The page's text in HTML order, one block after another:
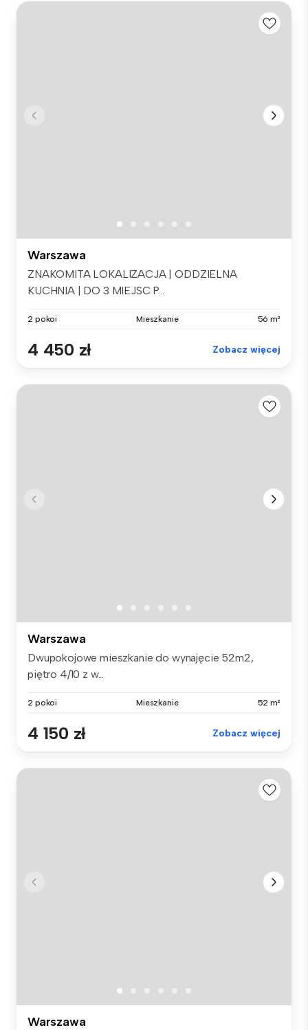
Warszawa
ZNAKOMITA LOKALIZACJA | ODDZIELNA
KUCHNIA | DO 3 MIEJSC P...
2 pokoi Mieszkanie 56 m²
4 450 zł Zobacz więcej
Warszawa
Dwupokojowe mieszkanie do wynajęcie 52m2,
piętro 4/10 z w...
2 pokoi Mieszkanie 52 m²
4 150 zł Zobacz więcej
Warszawa